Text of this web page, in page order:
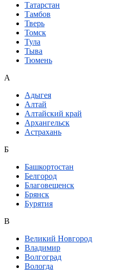
Татарстан
Тамбов
Тверь
Томск
Тула
Тыва
Тюмень
А
Адыгея
Алтай
Алтайский край
Архангельск
Астрахань
Б
Башкортостан
Белгород
Благовещенск
Брянск
Бурятия
В
Великий Новгород
Владимир
Волгоград
Вологда